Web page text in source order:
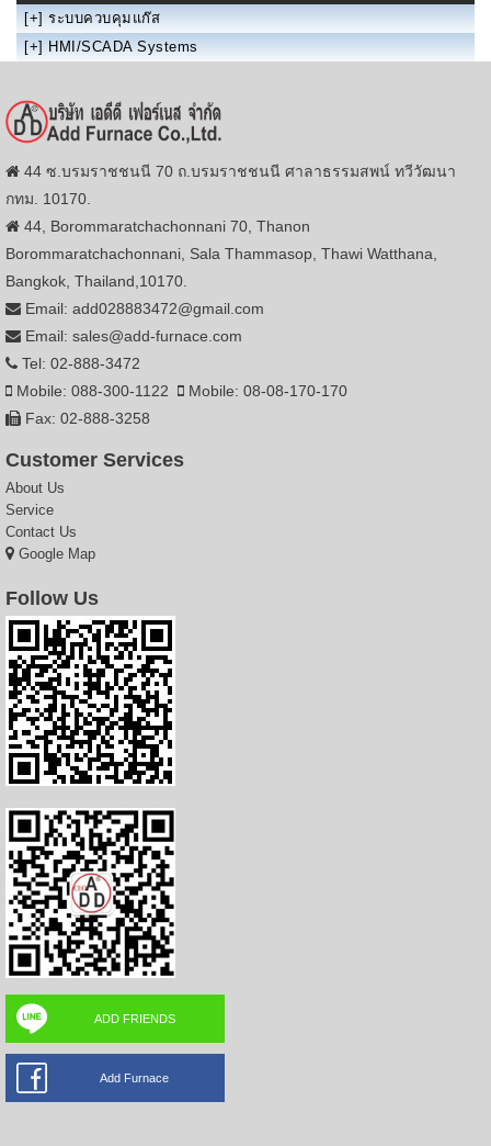
[+] ระบบควบคุมแก๊ส
[+] HMI/SCADA Systems
44 ซ.บรมราชชนนี 70 ถ.บรมราชชนนี ศาลาธรรมสพน์ ทวีวัฒนา
กทม. 10170.
44, Borommaratchachonnani 70, Thanon
Borommaratchachonnani, Sala Thammasop, Thawi Watthana,
Bangkok, Thailand,10170.
Email: add028883472@gmail.com
Email: sales@add-furnace.com
Tel: 02-888-3472
Mobile: 088-300-1122
Mobile: 08-08-170-170
Fax: 02-888-3258
Customer Services
About Us
Service
Contact Us
Google Map
Follow Us
ADD FRIENDS
Add Furnace